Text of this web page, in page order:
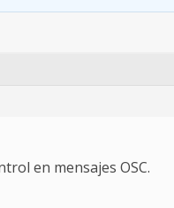
en mensajes OSC.